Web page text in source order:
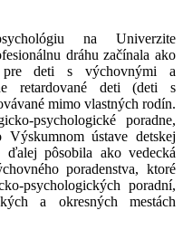
na Univerzite
dráhu začínala ako
pre deti s výchovnými a
retardované deti (deti s
mimo vlastných rodín.
psychologické poradne,
Výskumnom ústave detskej
ďalej pôsobila ako vedecká
poradenstva, ktoré
psychologických poradní,
a okresných mestách